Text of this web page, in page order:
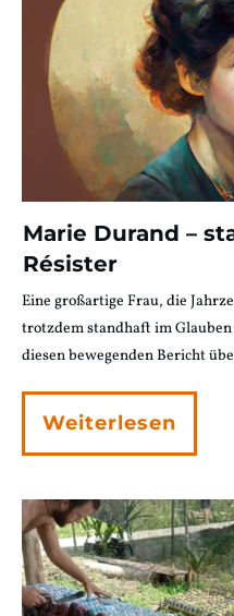
Marie Durand –
Résister
Eine großartige Frau, die
trotzdem standhaft im
diesen bewegenden Bericht
Weiterlesen